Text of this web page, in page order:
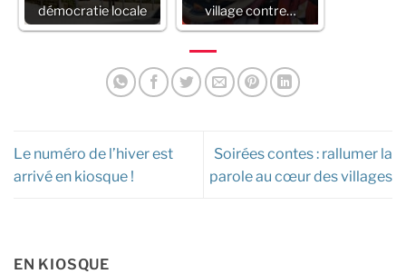
démocratie locale
village contre…
Le numéro de l’hiver est
arrivé en kiosque !
Soirées contes : rallumer la
parole au cœur des villages
EN KIOSQUE